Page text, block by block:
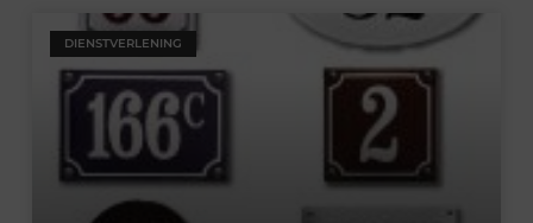
DIENSTVERLENING